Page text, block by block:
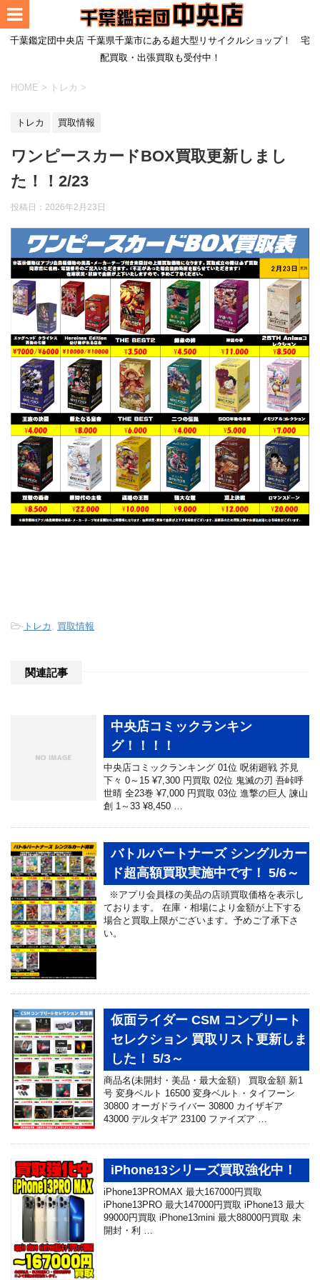
千葉鑑定団中央店 千葉県千葉市にある超大型リサイクルショップ！ 宅
配買取・出張買取も受付中！
HOME > トレカ >
トレカ 買取情報
ワンピースカードBOX買取更新しまし
た！！2/23
投稿日： 2026年2月23日
- トレカ , 買取情報
関連記事
中央店コミックランキン
グ！！！！
中央店コミックランキング 01位 呪術廻戦 芥見
下々 0～15 ¥7,300 円買取 02位 鬼滅の刃 吾峠呼
世晴 全23巻 ¥7,000 円買取 03位 進撃の巨人 諫山
創 1～33 ¥8,450 …
バトルパートナーズ シングルカー
ド超高額買取実施中です！ 5/6～
※アプリ会員様の美品の店頭買取価格を表示し
ております。 在庫・相場により金額が上下する
場合と買取上限がございます。予めご了承下さ
い。
仮面ライダー CSM コンプリート
セレクション 買取リスト更新しま
した！ 5/3～
商品名(未開封・美品・最大金額） 買取金額 新1
号 変身ベルト 16500 変身ベルト・タイフーン
30800 オーガドライバー 30800 カイザギア
43000 デルタギア 23100 ファイズア …
iPhone13シリーズ買取強化中！
iPhone13PROMAX 最大167000円買取
iPhone13PRO 最大147000円買取 iPhone13 最大
99000円買取 iPhone13mini 最大88000円買取 未
開封・利 …